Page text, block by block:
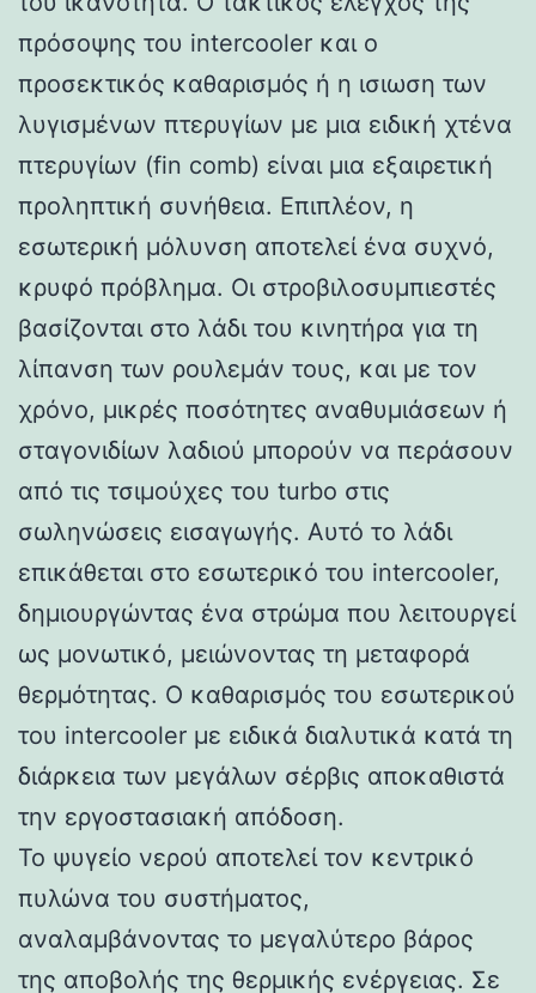
πρόσοψης του intercooler και ο
προσεκτικός καθαρισμός ή η ισιωση των
λυγισμένων πτερυγίων με μια ειδική χτένα
πτερυγίων (fin comb) είναι μια εξαιρετική
προληπτική συνήθεια. Επιπλέον, η
εσωτερική μόλυνση αποτελεί ένα συχνό,
κρυφό πρόβλημα. Οι στροβιλοσυμπιεστές
βασίζονται στο λάδι του κινητήρα για τη
λίπανση των ρουλεμάν τους, και με τον
χρόνο, μικρές ποσότητες αναθυμιάσεων ή
σταγονιδίων λαδιού μπορούν να περάσουν
από τις τσιμούχες του turbo στις
σωληνώσεις εισαγωγής. Αυτό το λάδι
επικάθεται στο εσωτερικό του intercooler,
δημιουργώντας ένα στρώμα που λειτουργεί
ως μονωτικό, μειώνοντας τη μεταφορά
θερμότητας. Ο καθαρισμός του εσωτερικού
του intercooler με ειδικά διαλυτικά κατά τη
διάρκεια των μεγάλων σέρβις αποκαθιστά
την εργοστασιακή απόδοση.
Το ψυγείο νερού αποτελεί τον κεντρικό
πυλώνα του συστήματος,
αναλαμβάνοντας το μεγαλύτερο βάρος
της αποβολής της θερμικής ενέργειας. Σε